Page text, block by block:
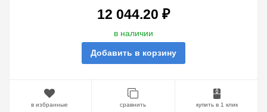
12 044.20 ₽
в наличии
Добавить в корзину
в избранные сравнить купить в 1 клик